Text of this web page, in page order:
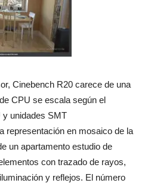
Cinebench R20 carece de una
CPU se escala según el
y unidades SMT
representación en mosaico de la
un apartamento estudio de
con trazado de rayos,
y reflejos. El número